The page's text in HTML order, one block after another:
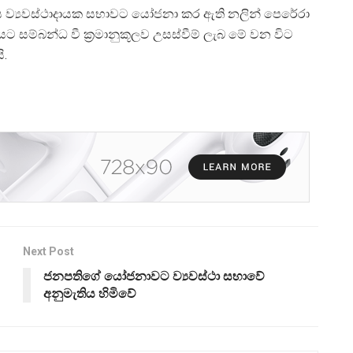
ව්‍යවස්ථාදායක සභාවට යෝජනා කර ඇති නලින් පෙරේරා
සම්බන්ධ වී ක්‍රමානුකූලව උසස්වීම් ලැබ මේ වන විට
Next Post
ජනපතිගේ යෝජනාවට ව්‍යවස්ථා සභාවේ
අනුමැතිය හිමිවේ